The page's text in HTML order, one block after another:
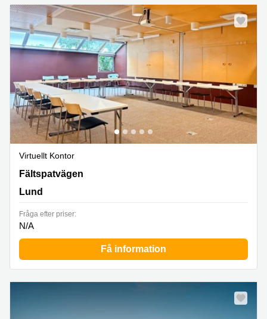
Virtuellt Kontor
Fältspatvägen 4,Entréplan, Lund
Fältspatvägen
Lund
Fråga efter priser:
N/A
Få information